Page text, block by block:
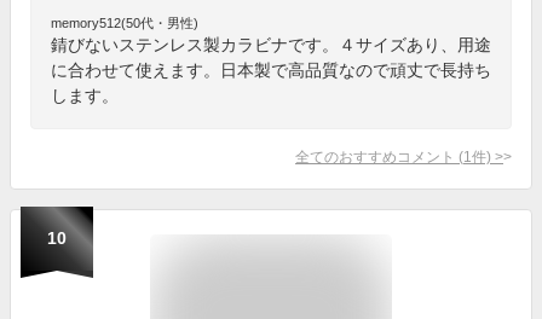
memory512(50代・男性)
錆びないステンレス製カラビナです。４サイズあり、用途
に合わせて使えます。日本製で高品質なので頑丈で長持ち
します。
全てのおすすめコメント (1 件) >
10